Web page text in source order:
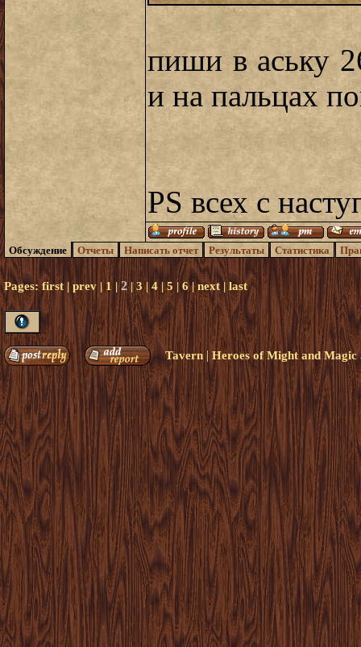
пиши в аську
и на пальцах
PS всех с
Обсуждение Отчеты Написать отчет Результаты Статистика
Pages:first | prev |1 |2|3| 4 |5 | 6|next |last
Tavern | Heroes of Might and Magic